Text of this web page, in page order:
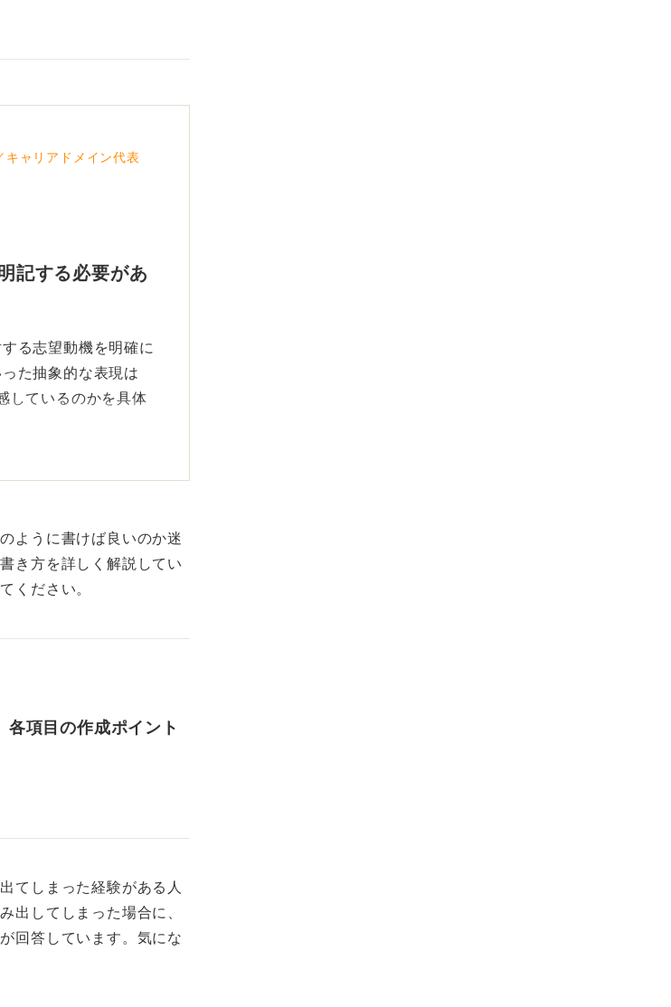
キャリアドメイン代表
記する必要があ
る志望動機を明確に
た抽象的な表現は
しているのかを具体
機関ではないと受け
う
持参する場合は持参
1号」など正式名称で
ことが求められるの
、誤りがあった場合
ように書けば良いのか迷
き方を詳しく解説してい
ください。
項目の作成ポイント
てしまった経験がある人
出してしまった場合に、
回答しています。気にな